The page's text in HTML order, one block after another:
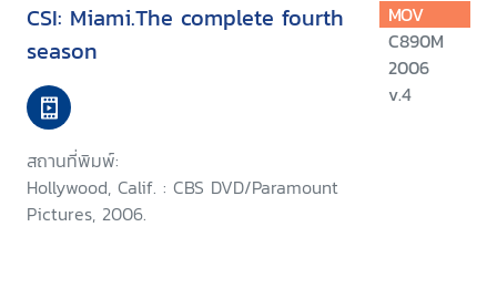
CSI: Miami.The complete fourth
season
สถานที่พิมพ์:
Hollywood, Calif. : CBS DVD/Paramount
Pictures, 2006.
MOV
C890M
2006
v.4